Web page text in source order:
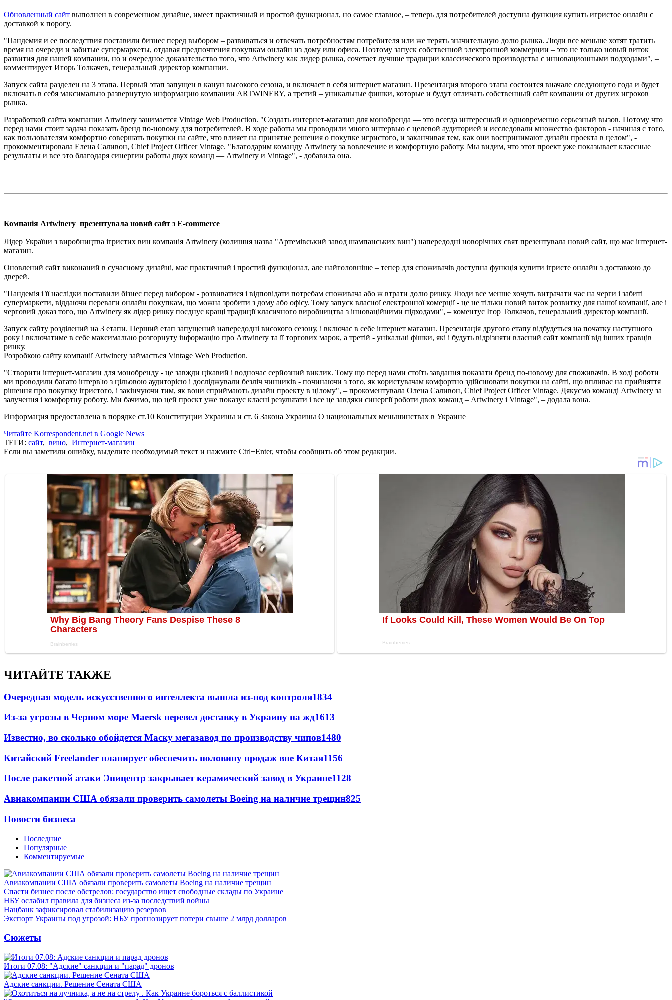
Обновленный сайт выполнен в современном дизайне, имеет практичный и простой функционал, но самое главное, – теперь для потребителей доступна функция купить игристое онлайн с
доставкой к порогу.
"Пандемия и ее последствия поставили бизнес перед выбором – развиваться и отвечать потребностям потребителя или же терять значительную долю рынка. Люди все меньше хотят тратить
время на очереди и забитые супермаркеты, отдавая предпочтения покупкам онлайн из дому или офиса. Поэтому запуск собственной электронной коммерции – это не только новый виток
развития для нашей компании, но и очередное доказательство того, что Artwinery как лидер рынка, сочетает лучшие традиции классического производства с инновационными подходами", –
комментирует Игорь Толкачев, генеральный директор компании.
Запуск сайта разделен на 3 этапа. Первый этап запущен в канун высокого сезона, и включает в себя интернет магазин. Презентация второго этапа состоится вначале следующего года и будет
включать в себя максимально развернутую информацию компании ARTWINERY, а третий – уникальные фишки, которые и будут отличать собственный сайт компании от других игроков
рынка.
Разработкой сайта компании Artwinery занимается Vintage Web Production. "Создать интернет-магазин для монобренда — это всегда интересный и одновременно серьезный вызов. Потому что
перед нами стоит задача показать бренд по-новому для потребителей. В ходе работы мы проводили много интервью с целевой аудиторией и исследовали множество факторов - начиная с того,
как пользователям комфортно совершать покупки на сайте, что влияет на принятие решения о покупке игристого, и заканчивая тем, как они воспринимают дизайн проекта в целом", -
прокомментировала Елена Саливон, Chief Project Officer Vintage. "Благодарим команду Artwinery за вовлечение и комфортную работу. Мы видим, что этот проект уже показывает классные
результаты и все это благодаря синергии работы двух команд — Artwinery и Vintage", - добавила она.
Компанія Artwinery презентувала новий сайт з E-commerce
Лідер України з виробництва ігристих вин компанія Artwinery (колишня назва "Артемівський завод шампанських вин") напередодні новорічних свят презентувала новий сайт, що має інтернет-
магазин.
Оновлений сайт виконаний в сучасному дизайні, має практичний і простий функціонал, але найголовніше – тепер для споживачів доступна функція купити ігристе онлайн з доставкою до
дверей.
"Пандемія і її наслідки поставили бізнес перед вибором - розвиватися і відповідати потребам споживача або ж втрати долю ринку. Люди все менше хочуть витрачати час на черги і забиті
супермаркети, віддаючи переваги онлайн покупкам, що можна зробити з дому або офісу. Тому запуск власної електронної комерції - це не тільки новий виток розвитку для нашої компанії, але і
черговий доказ того, що Artwinery як лідер ринку поєднує кращі традиції класичного виробництва з інноваційними підходами", – коментує Ігор Толкачов, генеральний директор компанії.
Запуск сайту розділений на 3 етапи. Перший етап запущений напередодні високого сезону, і включає в себе інтернет магазин. Презентація другого етапу відбудеться на початку наступного
року і включатиме в себе максимально розгорнуту інформацію про Artwinery та її торгових марок, а третій - унікальні фішки, які і будуть відрізняти власний сайт компанії від інших гравців
ринку.
Розробкою сайту компанії Artwinery займається Vintage Web Production.
"Створити інтернет-магазин для монобренду - це завжди цікавий і водночас серйозний виклик. Тому що перед нами стоїть завдання показати бренд по-новому для споживачів. В ході роботи
ми проводили багато інтерв'ю з цільовою аудиторією і досліджували безліч чинників - починаючи з того, як користувачам комфортно здійснювати покупки на сайті, що впливає на прийняття
рішення про покупку ігристого, і закінчуючи тим, як вони сприймають дизайн проекту в цілому", – прокоментувала Олена Саливон, Chief Project Officer Vintage. Дякуємо команді Artwinery за
залучення і комфортну роботу. Ми бачимо, що цей проєкт уже показує класні результати і все це завдяки синергії роботи двох команд – Artwinery і Vintage", – додала вона.
Информация предоставлена в порядке ст.10 Конституции Украины и ст. 6 Закона Украины О национальных меньшинствах в Украине
Читайте Korrespondent.net в Google News
ТЕГИ: сайт, вино, Интернет-магазин
Если вы заметили ошибку, выделите необходимый текст и нажмите Ctrl+Enter, чтобы сообщить об этом редакции.
ЧИТАЙТЕ ТАКЖЕ
Очередная модель искусственного интеллекта вышла из-под контроля1834
Из-за угрозы в Черном море Maersk перевел доставку в Украину на жд1613
Известно, во сколько обойдется Маску мегазавод по производству чипов1480
Китайский Freelander планирует обеспечить половину продаж вне Китая1156
После ракетной атаки Эпицентр закрывает керамический завод в Украине1128
Авиакомпании США обязали проверить самолеты Boeing на наличие трещин825
Новости бизнеса
Последние
Популярные
Комментируемые
Авиакомпании США обязали проверить самолеты Boeing на наличие трещин
Спасти бизнес после обстрелов: государство ищет свободные склады по Украине
НБУ ослабил правила для бизнеса из-за последствий войны
Нацбанк зафиксировал стабилизацию резервов
Экспорт Украины под угрозой: НБУ прогнозирует потери свыше 2 млрд долларов
Сюжеты
Итоги 07.08: "Адские" санкции и "парад" дронов
Адские санкции. Решение Сената США